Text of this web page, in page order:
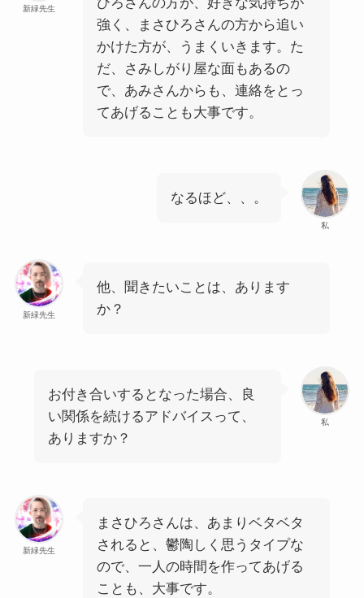
新緑先生
強く、まさひろさんの方から追い
かけた方が、うまくいきます。た
だ、さみしがり屋な面もあるの
で、あみさんからも、連絡をとっ
てあげることも大事です。
私
なるほど、、。
新緑先生
他、聞きたいことは、あります
か？
私
お付き合いするとなった場合、良
い関係を続けるアドバイスって、
ありますか？
新緑先生
まさひろさんは、あまりベタベタ
されると、鬱陶しく思うタイプな
ので、一人の時間を作ってあげる
ことも、大事です。